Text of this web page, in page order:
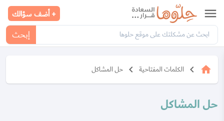
menu
إبحث
+ أضف سؤالك
home
keyboard_arrow_left الكلمات المفتاحية keyboard_arrow_left حل المشاكل
حل المشاكل